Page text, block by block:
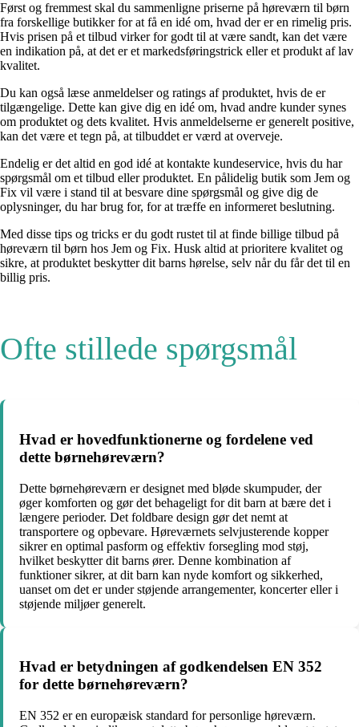
Først og fremmest skal du sammenligne priserne på høreværn til børn
fra forskellige butikker for at få en idé om, hvad der er en rimelig pris.
Hvis prisen på et tilbud virker for godt til at være sandt, kan det være
en indikation på, at det er et markedsføringstrick eller et produkt af lav
kvalitet.
Du kan også læse anmeldelser og ratings af produktet, hvis de er
tilgængelige. Dette kan give dig en idé om, hvad andre kunder synes
om produktet og dets kvalitet. Hvis anmeldelserne er generelt positive,
kan det være et tegn på, at tilbuddet er værd at overveje.
Endelig er det altid en god idé at kontakte kundeservice, hvis du har
spørgsmål om et tilbud eller produktet. En pålidelig butik som Jem og
Fix vil være i stand til at besvare dine spørgsmål og give dig de
oplysninger, du har brug for, for at træffe en informeret beslutning.
Med disse tips og tricks er du godt rustet til at finde billige tilbud på
høreværn til børn hos Jem og Fix. Husk altid at prioritere kvalitet og
sikre, at produktet beskytter dit barns hørelse, selv når du får det til en
billig pris.
Ofte stillede spørgsmål
Hvad er hovedfunktionerne og fordelene ved
dette børnehøreværn?
Dette børnehøreværn er designet med bløde skumpuder, der
øger komforten og gør det behageligt for dit barn at bære det i
længere perioder. Det foldbare design gør det nemt at
transportere og opbevare. Høreværnets selvjusterende kopper
sikrer en optimal pasform og effektiv forsegling mod støj,
hvilket beskytter dit barns ører. Denne kombination af
funktioner sikrer, at dit barn kan nyde komfort og sikkerhed,
uanset om det er under støjende arrangementer, koncerter eller i
støjende miljøer generelt.
Hvad er betydningen af ​​godkendelsen EN 352
for dette børnehøreværn?
EN 352 er en europæisk standard for personlige høreværn.